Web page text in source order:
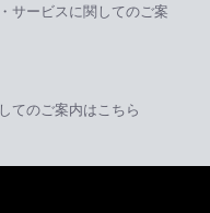
サービスに関してのご案
てのご案内はこちら